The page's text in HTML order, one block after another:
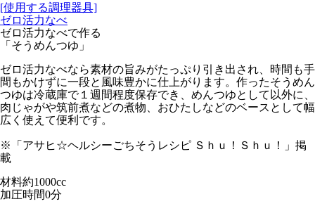
[使用する調理器具]
ゼロ活力なべ
ゼロ活力なべで作る
「そうめんつゆ」
ゼロ活力なべなら素材の旨みがたっぷり引き出され、時間も手
間もかけずに一段と風味豊かに仕上がります。作ったそうめん
つゆは冷蔵庫で１週間程度保存でき、めんつゆとして以外に、
肉じゃがや筑前煮などの煮物、おひたしなどのベースとして幅
広く使えて便利です。
※「アサヒ☆ヘルシーごちそうレシピ Ｓｈｕ！Ｓｈｕ！」掲
載
材料約1000cc
加圧時間0分